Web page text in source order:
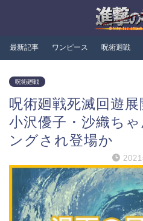
最新記事 ワンピース 呪術迴戦
呪術廻戦
呪術廻戦死滅回遊展
小沢優子・沙織ち
ングされ登場か